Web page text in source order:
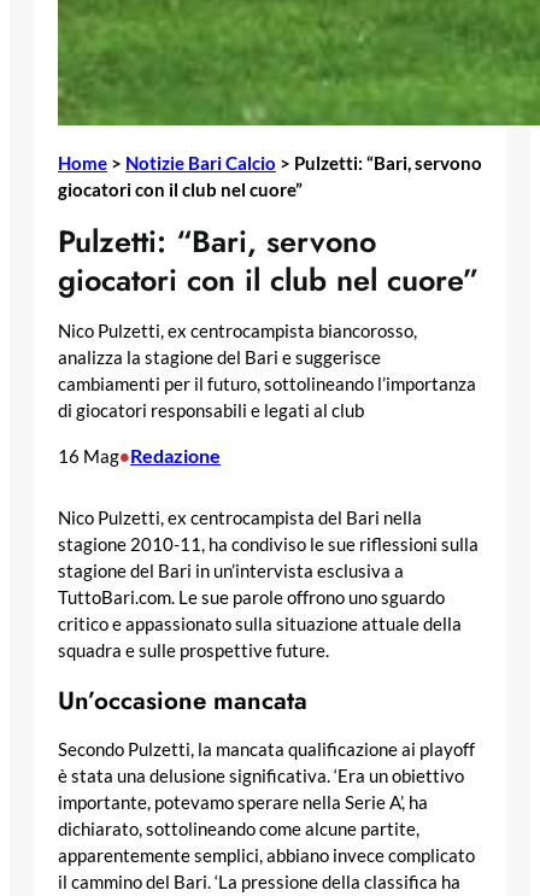
Home > Notizie Bari Calcio > Pulzetti: “Bari, servono
giocatori con il club nel cuore”
Pulzetti: “Bari, servono
giocatori con il club nel cuore”
Nico Pulzetti, ex centrocampista biancorosso,
analizza la stagione del Bari e suggerisce
cambiamenti per il futuro, sottolineando l’importanza
di giocatori responsabili e legati al club
16 Mag•Redazione
Nico Pulzetti, ex centrocampista del Bari nella
stagione 2010-11, ha condiviso le sue riflessioni sulla
stagione del Bari in un’intervista esclusiva a
TuttoBari.com. Le sue parole offrono uno sguardo
critico e appassionato sulla situazione attuale della
squadra e sulle prospettive future.
Un’occasione mancata
Secondo Pulzetti, la mancata qualificazione ai playoff
è stata una delusione significativa. ‘Era un obiettivo
importante, potevamo sperare nella Serie A’, ha
dichiarato, sottolineando come alcune partite,
apparentemente semplici, abbiano invece complicato
il cammino del Bari. ‘La pressione della classifica ha